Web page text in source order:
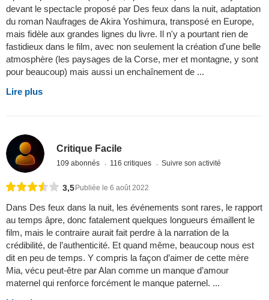
devant le spectacle proposé par Des feux dans la nuit, adaptation
du roman Naufrages de Akira Yoshimura, transposé en Europe,
mais fidèle aux grandes lignes du livre. Il n'y a pourtant rien de
fastidieux dans le film, avec non seulement la création d'une belle
atmosphère (les paysages de la Corse, mer et montagne, y sont
pour beaucoup) mais aussi un enchaînement de ...
Lire plus
Critique Facile
109 abonnés 116 critiques Suivre son activité
3,5 Publiée le 6 août 2022
Dans Des feux dans la nuit, les événements sont rares, le rapport
au temps âpre, donc fatalement quelques longueurs émaillent le
film, mais le contraire aurait fait perdre à la narration de la
crédibilité, de l’authenticité. Et quand même, beaucoup nous est
dit en peu de temps. Y compris la façon d’aimer de cette mère
Mia, vécu peut-être par Alan comme un manque d’amour
maternel qui renforce forcément le manque paternel. ...